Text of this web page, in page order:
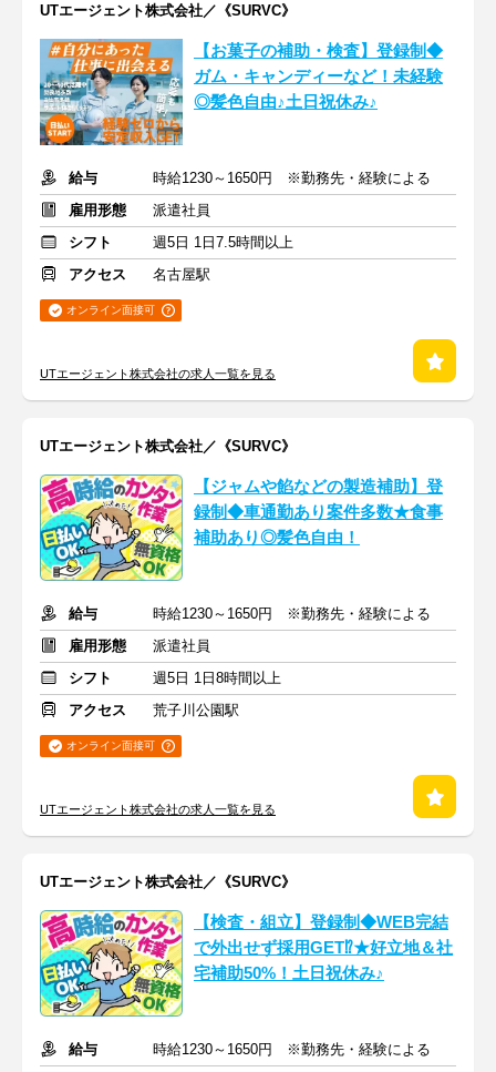
UTエージェント株式会社／《SURVC》
【お菓子の補助・検査】登録制◆
ガム・キャンディーなど！未経験
◎髪色自由♪土日祝休み♪
給与
時給1230～1650円 ※勤務先・経験による
雇用形態
派遣社員
シフト
週5日 1日7.5時間以上
アクセス
名古屋駅
オンライン面接可
UTエージェント株式会社の求人一覧を見る
UTエージェント株式会社／《SURVC》
【ジャムや餡などの製造補助】登
録制◆車通勤あり案件多数★食事
補助あり◎髪色自由！
給与
時給1230～1650円 ※勤務先・経験による
雇用形態
派遣社員
シフト
週5日 1日8時間以上
アクセス
荒子川公園駅
オンライン面接可
UTエージェント株式会社の求人一覧を見る
UTエージェント株式会社／《SURVC》
【検査・組立】登録制◆WEB完結
で外出せず採用GET⁉★好立地＆社
宅補助50%！土日祝休み♪
給与
時給1230～1650円 ※勤務先・経験による